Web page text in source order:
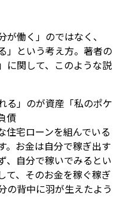
働く」のではなく、
」という考え方。著者の
に関して、このような説
る」のが資産「私のポケ
債
住宅ローンを組んでいる
。お金は自分で稼ぎ出す
、自分で稼いでみるとい
て、そのお金を稼ぐ稼ぎ
の背中に羽が生えたよう